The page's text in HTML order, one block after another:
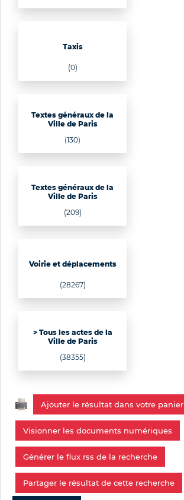
Taxis
(0)
Textes généraux de la
Ville de Paris
(130)
Textes généraux de la
Ville de Paris
(209)
Voirie et déplacements
(28267)
> Tous les actes de la
Ville de Paris
(38355)
Ajouter le résultat dans votre panier
Visionner les documents numériques
Générer le flux rss de la recherche
Partager le résultat de cette recherche